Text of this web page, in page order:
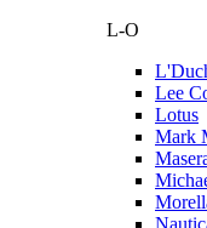
L-O
Lee
Lotus
Mark